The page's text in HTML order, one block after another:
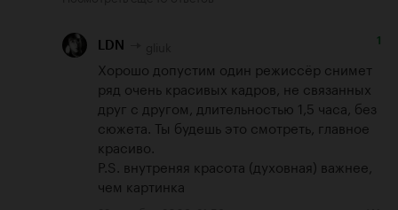
LDN 1
Хорошо допустим один режиссёр снимет
ряд очень красивых кадров, не связанных
друг с другом, длительностью 1,5 часа, без
сюжета. Ты будешь это смотреть, главное
красиво.
P.S. внутреняя красота (духовная) важнее,
чем картинка